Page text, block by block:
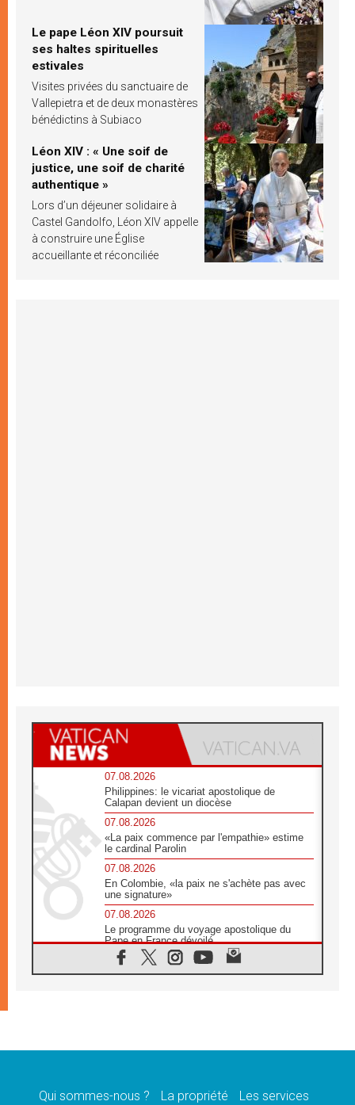
Le pape Léon XIV poursuit
ses haltes spirituelles
estivales
Visites privées du sanctuaire de
Vallepietra et de deux monastères
bénédictins à Subiaco
Léon XIV : « Une soif de
justice, une soif de charité
authentique »
Lors d’un déjeuner solidaire à
Castel Gandolfo, Léon XIV appelle
à construire une Église
accueillante et réconciliée
07.08.2026
Philippines: le vicariat apostolique de
Calapan devient un diocèse
07.08.2026
«La paix commence par l'empathie» estime
le cardinal Parolin
07.08.2026
En Colombie, «la paix ne s'achète pas avec
une signature»
07.08.2026
Le programme du voyage apostolique du
Pape en France dévoilé
07.08.2026
1ère Conférence continentale sur l'éducation
07.08.2026
07.08.2026
Qui sommes-nous ? La propriété Les services